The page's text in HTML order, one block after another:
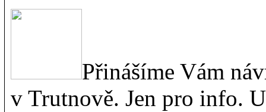
Přinášíme Vám
v Trutnově. Jen pro info.